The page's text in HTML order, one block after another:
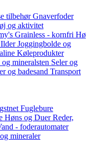
tilbehør Gnaverfoder
og aktivitet
Grainless - kornfri Hø
Ilder Joggingbolde og
Køleprodukter
og mineralsten Seler og
og badesand Transport
Fuglebure
Høns og Duer Reder,
- foderautomater
mineraler